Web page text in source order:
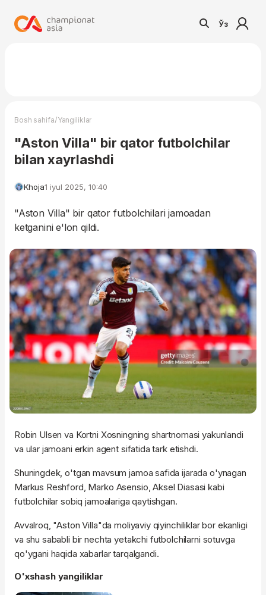
Ўз
Bosh sahifa/Yangiliklar
"Aston Villa" bir qator futbolchilar
bilan xayrlashdi
Khoja1 iyul 2025, 10:40
"Aston Villa" bir qator futbolchilari jamoadan
ketganini e'lon qildi.
Robin Ulsen va Kortni Xosningning shartnomasi yakunlandi
va ular jamoani erkin agent sifatida tark etishdi.
Shuningdek, o'tgan mavsum jamoa safida ijarada o'ynagan
Markus Reshford, Marko Asensio, Aksel Diasasi kabi
futbolchilar sobiq jamoalariga qaytishgan.
Avvalroq, "Aston Villa"da moliyaviy qiyinchiliklar bor ekanligi
va shu sababli bir nechta yetakchi futbolchilarni sotuvga
qo'ygani haqida xabarlar tarqalgandi.
O'xshash yangiliklar